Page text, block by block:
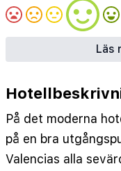
Läs
På det moderna
på en bra
Valencias alla